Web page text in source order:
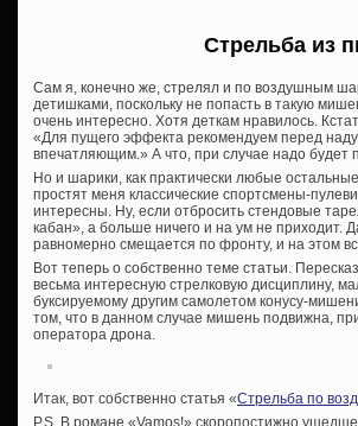
Стрельба из
Сам я, конечно же, стрелял и по воздушным
детишками, поскольку не попасть в такую
очень интересно. Хотя деткам нравилось.
«Для пущего эффекта рекомендуем перед
впечатляющим.» А что, при случае надо будет
Но и шарики, как практически любые
простят меня классические спортсмены-
интересны. Ну, если отбросить стендовые
кабан», а больше ничего и на ум не приходит.
равномерно смещается по фронту, и на этом
Вот теперь о собственно теме статьи.
весьма интересную стрелковую дисциплину,
буксируемому другим самолетом конусу-
том, что в данном случае мишень подвижна,
оператора дрона.
Итак, вот собственно статья «Стрельба по
P.S. В романе «Vamos!» скоропостижно